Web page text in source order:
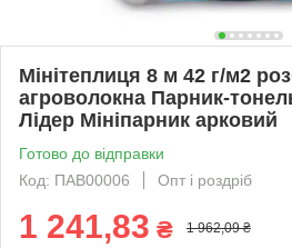
Мінітеплиця 8 м 42 г/м2
агроволокна Парник-
Лідер Мініпарник арковий
Готово до відправки
Код: ПАВ00006
Опт і роздріб
1 241,83 ₴ 1 962,09 ₴